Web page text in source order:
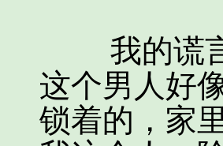
我的谎言
这个男人好
锁着的，家